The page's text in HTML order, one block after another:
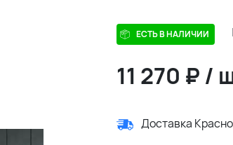
ЕСТЬ В НАЛИЧИИ
11 270 ₽ /
Доставка